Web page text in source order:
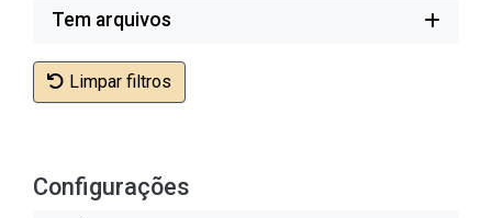
Tem arquivos
Limpar filtros
Configurações